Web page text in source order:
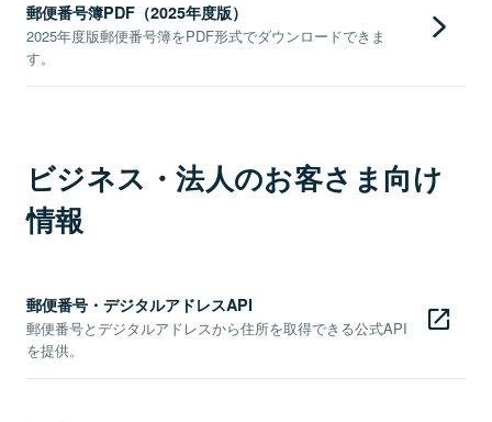
郵便番号簿PDF（2025年度版）
2025年度版郵便番号簿をPDF形式でダウンロードできま
す。
ビジネス・法人のお客さま向け
情報
郵便番号・デジタルアドレスAPI
郵便番号とデジタルアドレスから住所を取得できる公式API
を提供。